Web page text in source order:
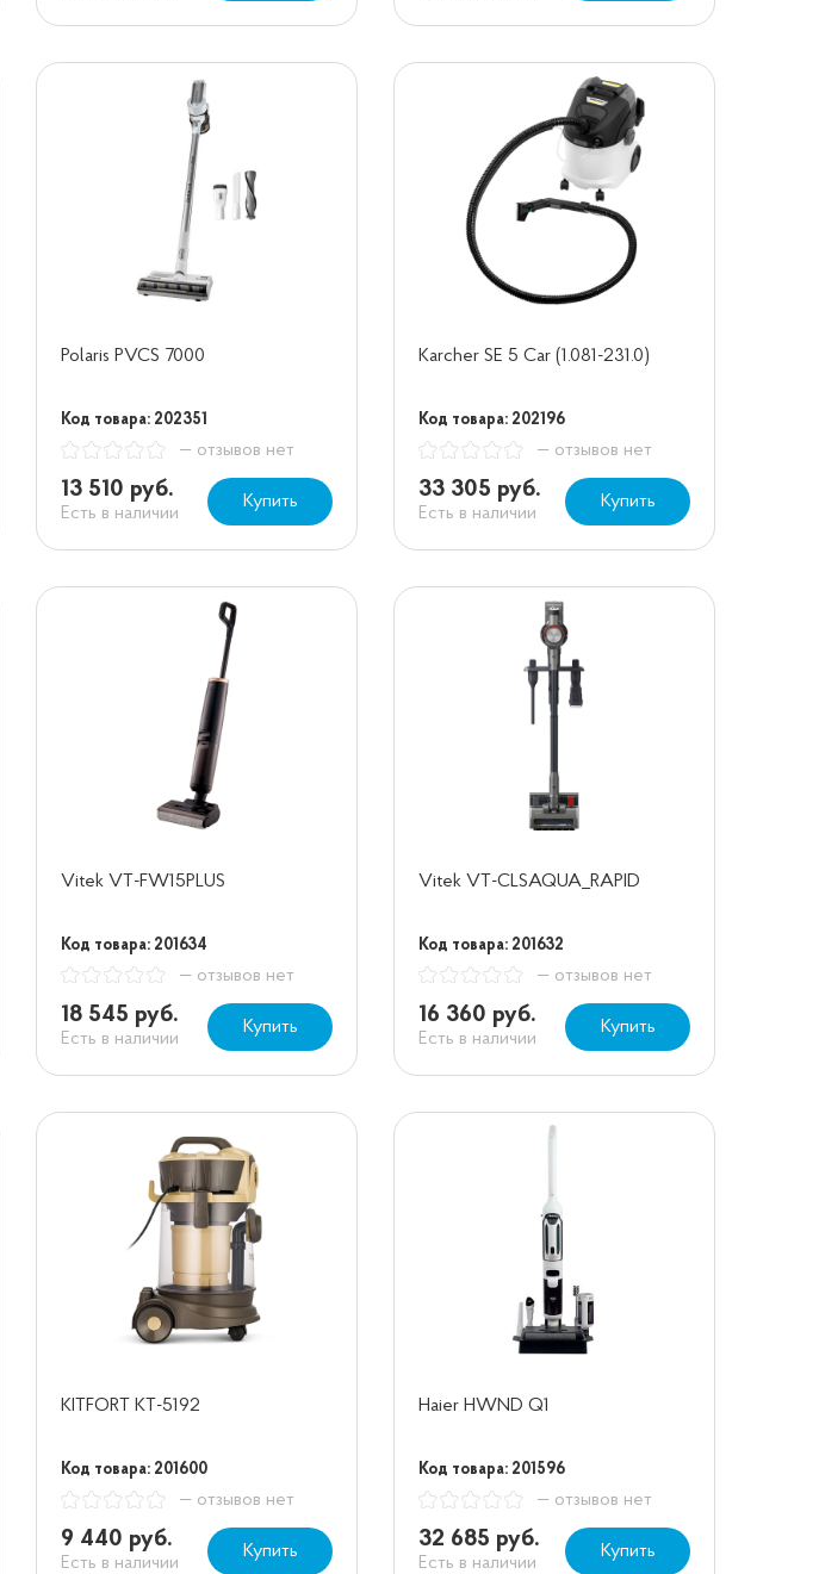
Polaris PVCS 7000
Код товара: 202351
— отзывов нет
13 510 руб.
Есть в наличии
Купить
Karcher SE 5 Car (1.081-231.0)
Код товара: 202196
— отзывов нет
33 305 руб.
Есть в наличии
Купить
Vitek VT-FW15PLUS
Код товара: 201634
— отзывов нет
18 545 руб.
Есть в наличии
Купить
Vitek VT-CLSAQUA_RAPID
Код товара: 201632
— отзывов нет
16 360 руб.
Есть в наличии
Купить
KITFORT KT-5192
Код товара: 201600
— отзывов нет
9 440 руб.
Есть в наличии
Купить
Haier HWND Q1
Код товара: 201596
— отзывов нет
32 685 руб.
Есть в наличии
Купить